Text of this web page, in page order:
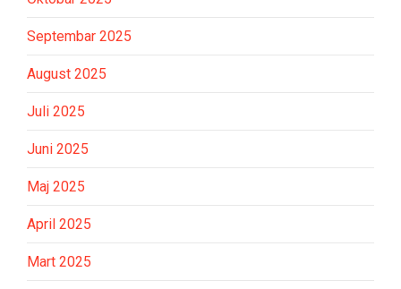
Septembar 2025
August 2025
Juli 2025
Juni 2025
Maj 2025
April 2025
Mart 2025